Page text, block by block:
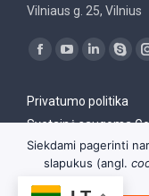
Vilniaus g. 25, Vilnius
Find us on:
opens
new
opens
new
Linkedin
opens
new
opens
new
Privatumo politika
Svetainė saugoma
Siekdami pagerinti
slapukus (angl.